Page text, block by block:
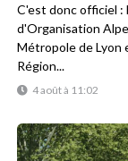
4 août à 11:02
C'est donc officiel :
d'Organisation
Métropole de Lyon
Région...